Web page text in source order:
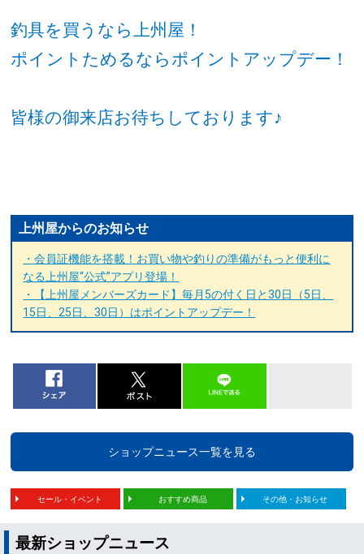
釣具を買うなら上州屋！
ポイントためるならポイントアップデー！
皆様の御来店お待ちしております♪
上州屋からのお知らせ
・会員証機能を搭載！お買い物や釣りの準備がもっと便利に
なる上州屋“公式”アプリ登場！
・【上州屋メンバーズカード】毎月5の付く日と30日（5日、
15日、25日、30日）はポイントアップデー！
ショップニュース一覧を見る
セール・イベント おすすめ商品 その他・お知らせ
最新ショップニュース